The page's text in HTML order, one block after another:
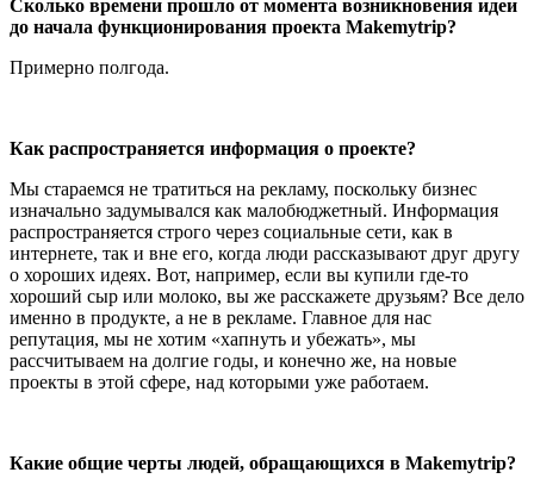
Сколько времени прошло от момента возникновения идеи
до начала функционирования проекта Makemytrip?
Примерно полгода.
Как распространяется информация о проекте?
Мы стараемся не тратиться на рекламу, поскольку бизнес
изначально задумывался как малобюджетный. Информация
распространяется строго через социальные сети, как в
интернете, так и вне его, когда люди рассказывают друг другу
о хороших идеях. Вот, например, если вы купили где-то
хороший сыр или молоко, вы же расскажете друзьям? Все дело
именно в продукте, а не в рекламе. Главное для нас
репутация, мы не хотим «хапнуть и убежать», мы
рассчитываем на долгие годы, и конечно же, на новые
проекты в этой сфере, над которыми уже работаем.
Какие общие черты людей, обращающихся в Makemytrip?